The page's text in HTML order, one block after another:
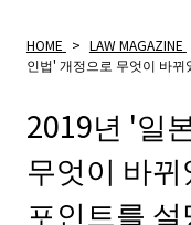
HOME > LAW MAGAZINE
인법' 개정으로 무엇이 바
2019년 '일
무엇이 바
포인트를 설